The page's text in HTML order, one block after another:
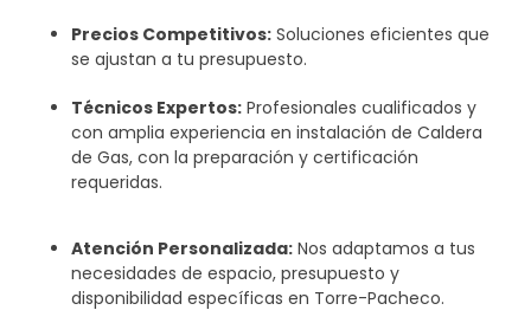
Precios Competitivos: Soluciones eficientes que
se ajustan a tu presupuesto.
Técnicos Expertos: Profesionales cualificados y
con amplia experiencia en instalación de Caldera
de Gas, con la preparación y certificación
requeridas.
Atención Personalizada: Nos adaptamos a tus
necesidades de espacio, presupuesto y
disponibilidad específicas en Torre-Pacheco.